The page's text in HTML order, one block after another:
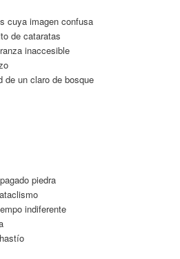
cuya imagen confusa
de cataratas
inaccesible
de un claro de bosque
piedra
indiferente